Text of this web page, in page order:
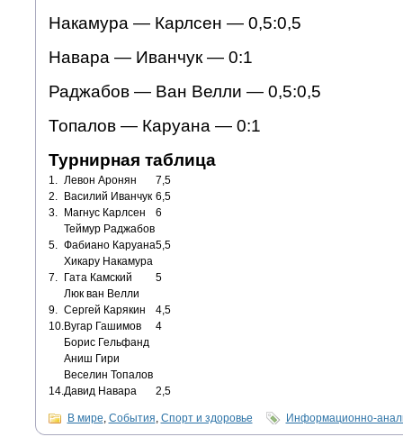
Накамура — Карлсен — 0,5:0,5
Навара — Иванчук — 0:1
Раджабов — Ван Велли — 0,5:0,5
Топалов — Каруана — 0:1
Турнирная таблица
1. Левон Аронян
7,5
2.
Василий Иванчук 6,5
3.
Магнус Карлсен
Теймур Раджабов
6
5. Фабиано Каруана
Хикару Накамура
5,5
7.
Гата Камский
Люк ван Велли
5
9. Сергей Карякин
4,5
10.Вугар Гашимов
Борис Гельфанд
Аниш Гири
Веселин Топалов
4
14.Давид Навара 2,5
В мире, События, Спорт и здоровье Информационно-